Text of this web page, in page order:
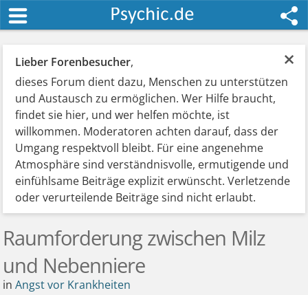
×
Lieber Forenbesucher,
dieses Forum dient dazu, Menschen zu unterstützen
und Austausch zu ermöglichen. Wer Hilfe braucht,
findet sie hier, und wer helfen möchte, ist
willkommen. Moderatoren achten darauf, dass der
Umgang respektvoll bleibt. Für eine angenehme
Atmosphäre sind verständnisvolle, ermutigende und
einfühlsame Beiträge explizit erwünscht. Verletzende
oder verurteilende Beiträge sind nicht erlaubt.
Raumforderung zwischen Milz
und Nebenniere
inAngst vor Krankheiten